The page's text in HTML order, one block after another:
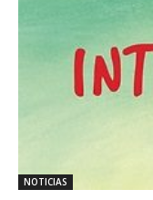
NOTICIAS